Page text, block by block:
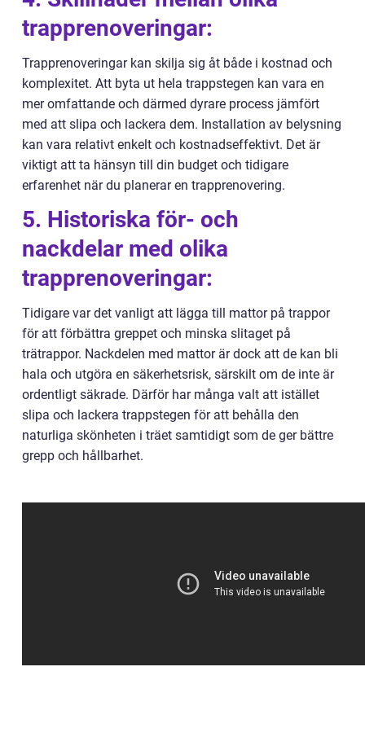
trapprenoveringar:
Trapprenoveringar kan skilja sig åt både i kostnad och
komplexitet. Att byta ut hela trappstegen kan vara en
mer omfattande och därmed dyrare process jämfört
med att slipa och lackera dem. Installation av belysning
kan vara relativt enkelt och kostnadseffektivt. Det är
viktigt att ta hänsyn till din budget och tidigare
erfarenhet när du planerar en trapprenovering.
5. Historiska för- och
nackdelar med olika
trapprenoveringar:
Tidigare var det vanligt att lägga till mattor på trappor
för att förbättra greppet och minska slitaget på
trätrappor. Nackdelen med mattor är dock att de kan bli
hala och utgöra en säkerhetsrisk, särskilt om de inte är
ordentligt säkrade. Därför har många valt att istället
slipa och lackera trappstegen för att behålla den
naturliga skönheten i träet samtidigt som de ger bättre
grepp och hållbarhet.